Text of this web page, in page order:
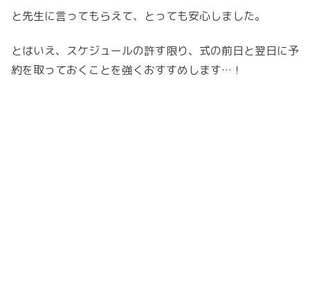
と先生に言ってもらえて、とっても安心しました。
とはいえ、スケジュールの許す限り、式の前日と翌日に予
約を取っておくことを強くおすすめします…！